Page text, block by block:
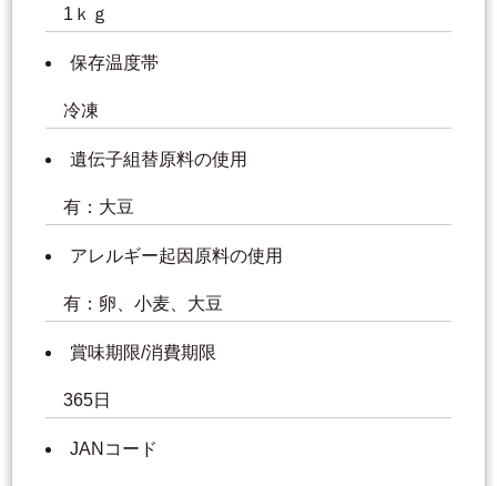
1ｋｇ
保存温度帯
冷凍
遺伝子組替原料の使用
有：大豆
アレルギー起因原料の使用
有：卵、小麦、大豆
賞味期限/消費期限
365日
JANコード